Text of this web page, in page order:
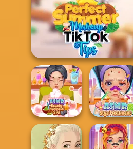
Perfect Summer Makeup
TikTok T...